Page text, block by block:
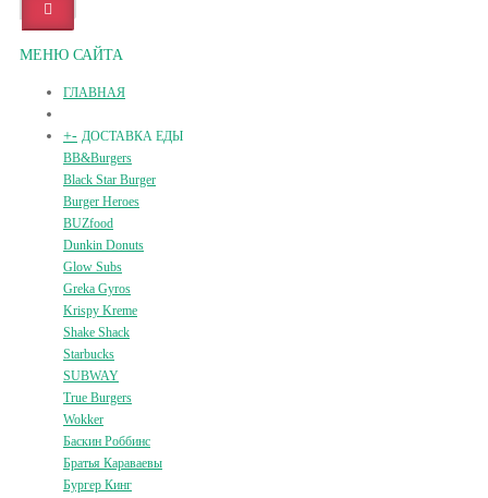
МЕНЮ САЙТА
ГЛАВНАЯ
+- ДОСТАВКА ЕДЫ
BB&Burgers
Black Star Burger
Burger Heroes
BUZfood
Dunkin Donuts
Glow Subs
Greka Gyros
Krispy Kreme
Shake Shack
Starbucks
SUBWAY
True Burgers
Wokker
Баскин Роббинс
Братья Караваевы
Бургер Кинг